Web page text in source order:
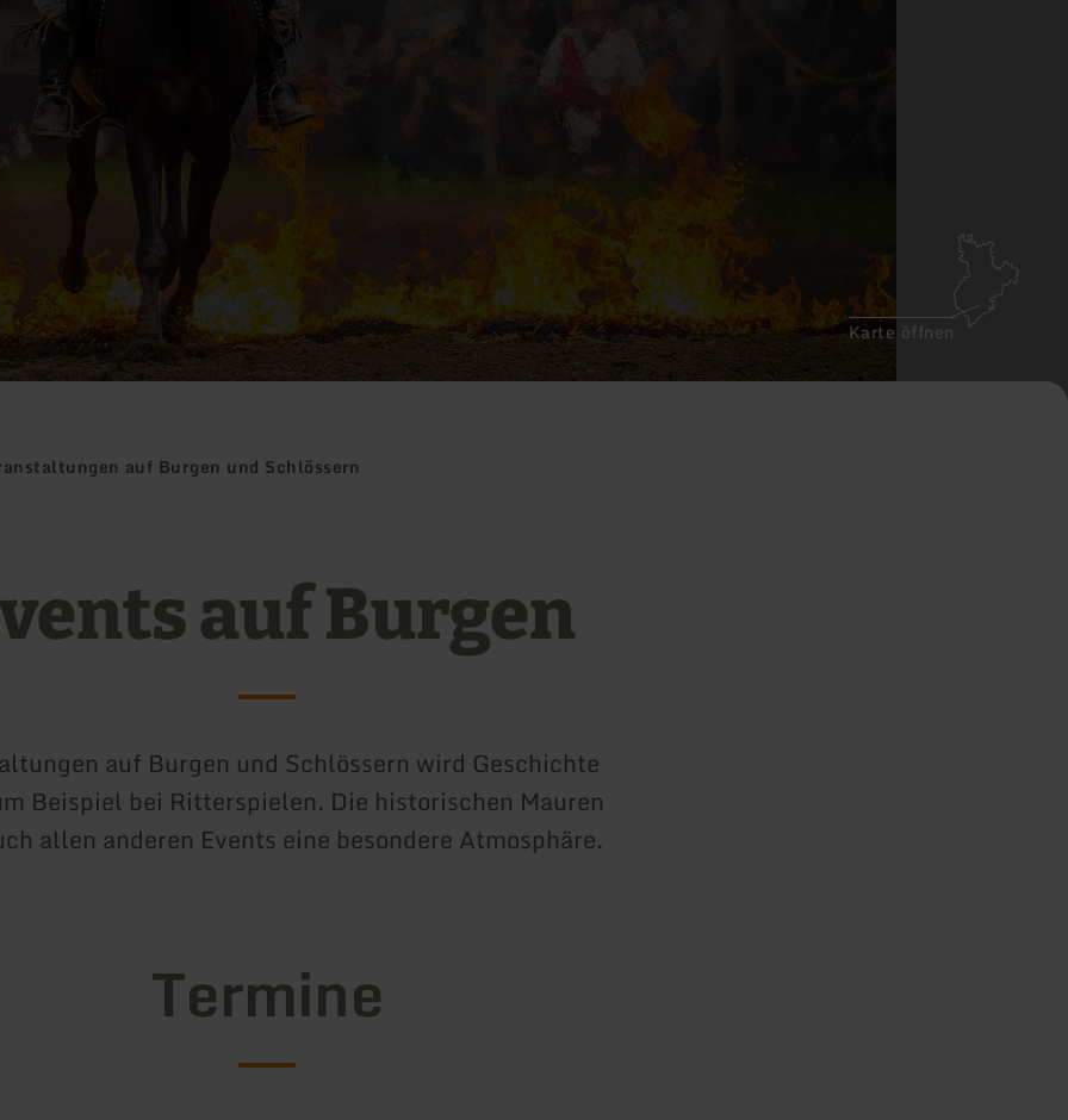
Karte öffnen
auf Burgen und Schlössern
auf Burgen
auf Burgen und Schlössern wird Geschichte
Beispiel bei Ritterspielen. Die historischen Mauren
allen anderen Events eine besondere Atmosphäre.
Termine